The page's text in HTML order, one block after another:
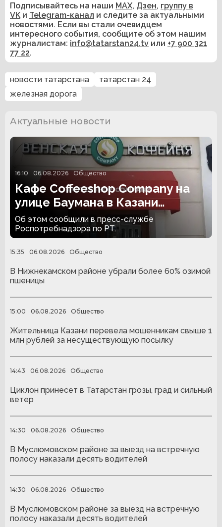
Подписывайтесь на наши MAX, Дзен, группу в
VK и Telegram-канал и следите за актуальными
новостями. Если вы стали очевидцем
интересного события, сообщите об этом нашим
журналистам: info@tatarstan24.tv или +7 900 321
77 22.
новости татарстана
татарстан 24
железная дорога
Актуальные новости
16:10 06.08.2026 Общество
Кафе Coffeeshop Company на
улице Баумана в Казани
закрыли на 30 суток
Об этом сообщили в пресс-службе
Роспотребнадзора по РТ.
15:35 06.08.2026 Общество
В Нижнекамском районе убрали более 60% озимой
пшеницы
15:00 06.08.2026 Общество
Жительница Казани перевела мошенникам свыше 1
млн рублей за несуществующую посылку
14:43 06.08.2026 Общество
Циклон принесет в Татарстан грозы, град и сильный
ветер
14:30 06.08.2026 Общество
В Муслюмовском районе за выезд на встречную
полосу наказали десять водителей
14:30 06.08.2026 Общество
В Муслюмовском районе за выезд на встречную
полосу наказали десять водителей